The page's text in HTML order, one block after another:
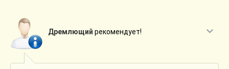
Дремлющий рекомендует!